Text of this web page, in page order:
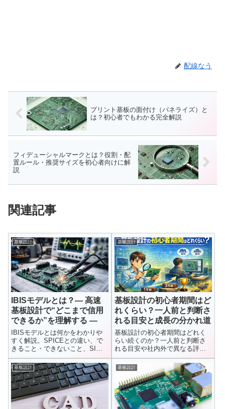
配線なう
プリント基板の面付け（パネライズ）と
は？初心者でもわかる完全解説
フィデューシャルマークとは？役割・配
置ルール・推奨サイズを初心者向けに解
説
関連記事
基板設計
IBISモデルとは？― 高速
基板設計で“どこまで信用
できるか”を理解する ―
IBISモデルとは何かをわかりや
すく解説。SPICEとの違い、で
きること・できないこと、SI解
析での活用方法、初心者がつま
ずくポイントまで整理します。
基板設計
基板設計の初心者期間はど
れくらい？一人前と判断さ
れる目安と成長の分かれ道
基板設計の初心者期間はどれく
らい続くのか？一人前と判断さ
れる目安や社内外で異なる評価
基準、成長が早い人の共通点ま
で現場視点で解説します。
基板設計 基板設計